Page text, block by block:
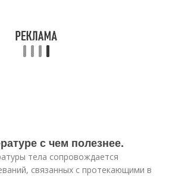
с чем полезнее.
тела сопровождается
связанных с протекающими в